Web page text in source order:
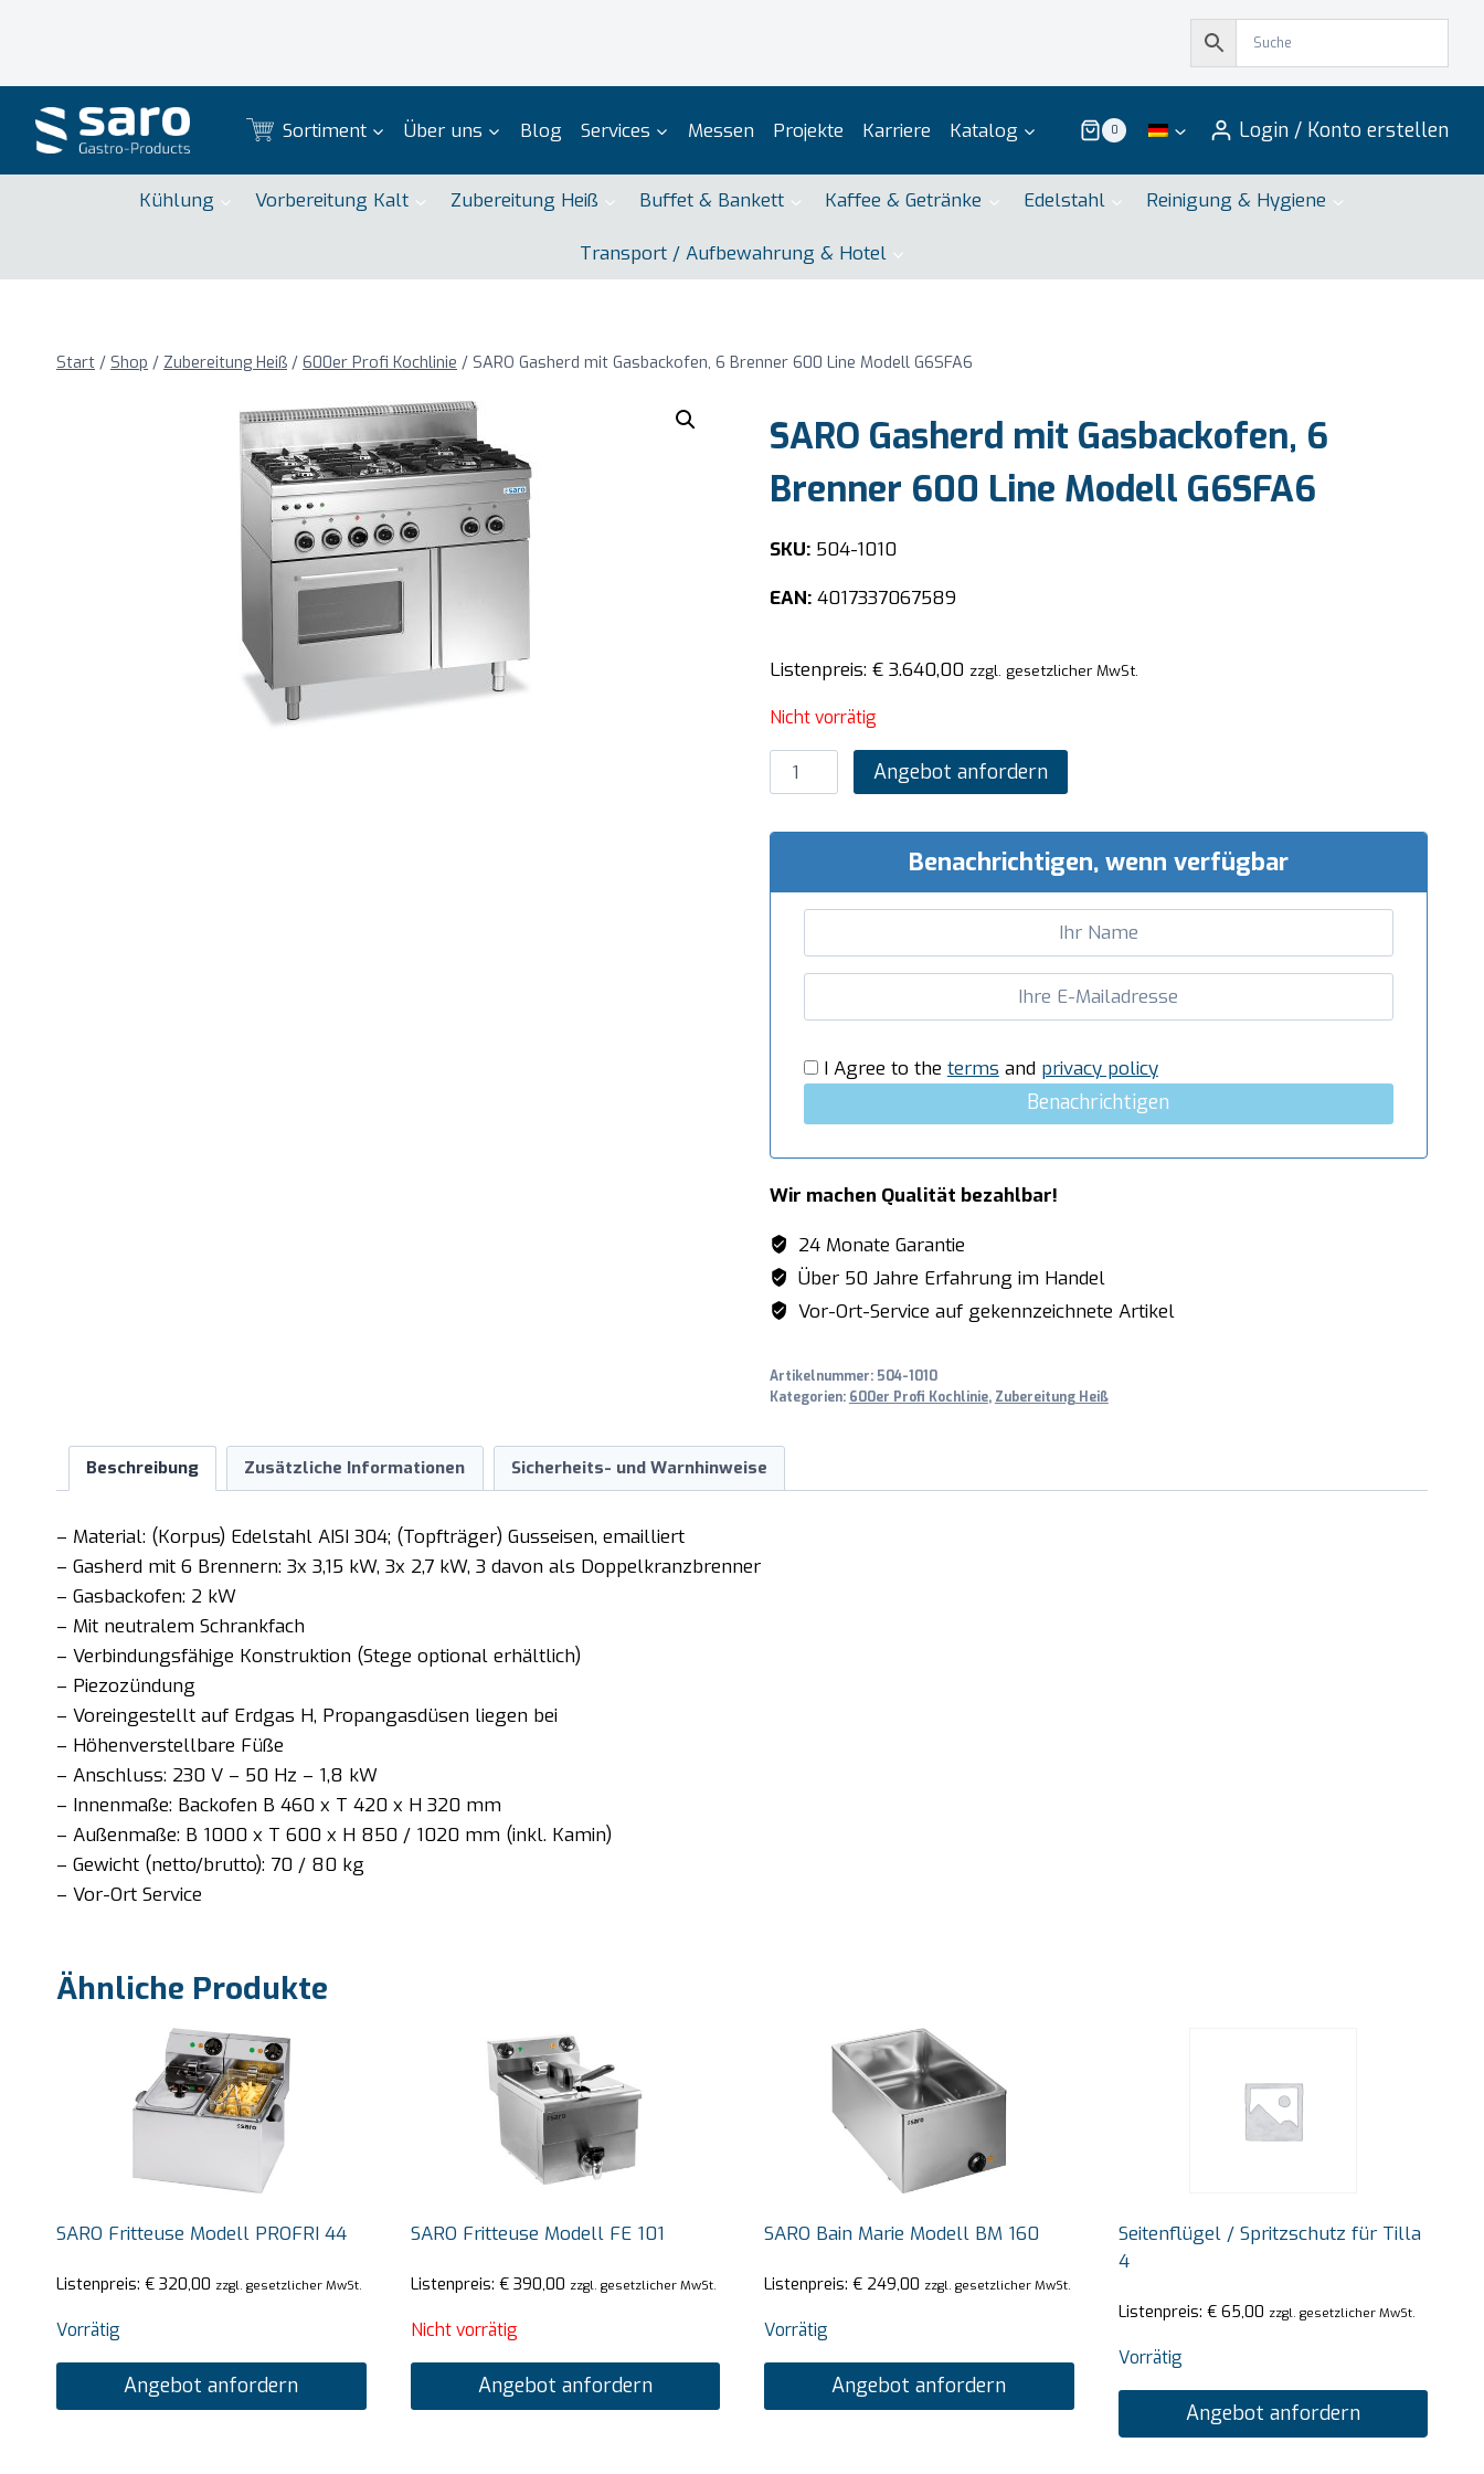
Sortiment Über uns Blog Services Messen Projekte Karriere Katalog 0 Login / Konto erstellen
Kühlung Vorbereitung Kalt Zubereitung Heiß Buffet & Bankett Kaffee & Getränke Edelstahl Reinigung & Hygiene
Transport / Aufbewahrung & Hotel
Start / Shop / Zubereitung Heiß / 600er Profi Kochlinie / SARO Gasherd mit Gasbackofen, 6 Brenner 600 Line Modell G6SFA6
SARO Gasherd mit Gasbackofen, 6
Brenner 600 Line Modell G6SFA6
SKU:504-1010
EAN:4017337067589
Listenpreis: €3.640,00 zzgl. gesetzlicher MwSt.
Nicht vorrätig
SARO
Gasherd
Brenner
Menge
Angebot anfordern
Benachrichtigen, wenn verfügbar
I Agree to the terms and privacy policy
Benachrichtigen
Wir machen Qualität bezahlbar!
24 Monate Garantie
Über 50 Jahre Erfahrung im Handel
Vor-Ort-Service auf gekennzeichnete Artikel
Artikelnummer: 504-1010
Kategorien: 600er Profi Kochlinie, Zubereitung Heiß
Beschreibung Zusätzliche Informationen Sicherheits- und Warnhinweise
– Material: (Korpus) Edelstahl AISI 304; (Topfträger) Gusseisen, emailliert
– Gasherd mit 6 Brennern: 3x 3,15 kW, 3x 2,7 kW, 3 davon als Doppelkranzbrenner
– Gasbackofen: 2 kW
– Mit neutralem Schrankfach
– Verbindungsfähige Konstruktion (Stege optional erhältlich)
– Piezozündung
– Voreingestellt auf Erdgas H, Propangasdüsen liegen bei
– Höhenverstellbare Füße
– Anschluss: 230 V – 50 Hz – 1,8 kW
– Innenmaße: Backofen B 460 x T 420 x H 320 mm
– Außenmaße: B 1000 x T 600 x H 850 / 1020 mm (inkl. Kamin)
– Gewicht (netto/brutto): 70 / 80 kg
– Vor-Ort Service
Ähnliche Produkte
SARO Fritteuse Modell PROFRI 44
Listenpreis: € 320,00 zzgl. gesetzlicher MwSt.
Vorrätig
Angebot anfordern
SARO Fritteuse Modell FE 101
Listenpreis: €390,00 zzgl. gesetzlicher MwSt.
Nicht vorrätig
Angebot anfordern
SARO Bain Marie Modell BM 160
Listenpreis: € 249,00 zzgl. gesetzlicher MwSt.
Vorrätig
Angebot anfordern
Seitenflügel / Spritzschutz für Tilla
4
Listenpreis: €65,00 zzgl. gesetzlicher MwSt.
Vorrätig
Angebot anfordern